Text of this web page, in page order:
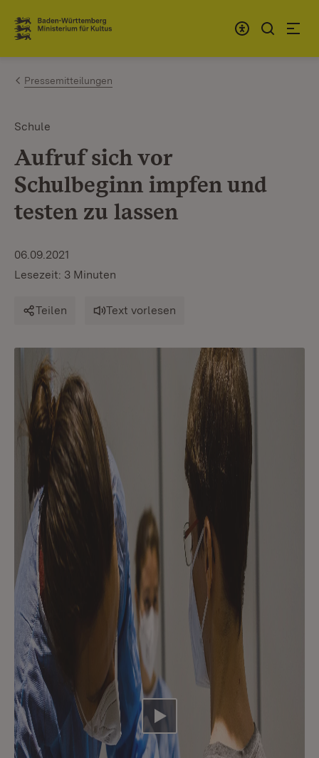
Zum Inhalt springen
Link zur Startseite
Pressemitteilungen
Schule
Aufruf sich vor
Schulbeginn impfen und
testen zu lassen
06.09.2021
Lesezeit: 3 Minuten
Teilen Text vorlesen
Video abspielen